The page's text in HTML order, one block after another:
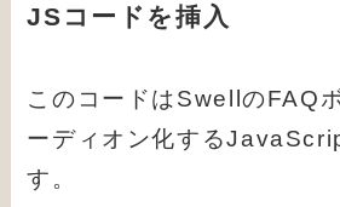
JSコードを挿入
このコードはSwellのFAQ
ーディオン化する
す。